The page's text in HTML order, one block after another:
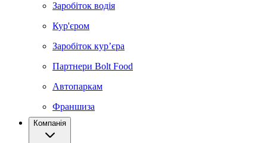
Заробіток водія
Кур'єром
Заробіток курʼєра
Партнери Bolt Food
Автопаркам
Франшиза
Компанія